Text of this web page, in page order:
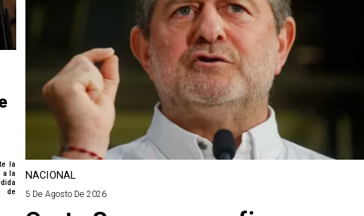
la
a la
de
NACIONAL
5 De Agosto De 2026